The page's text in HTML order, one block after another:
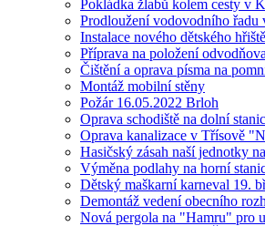
Pokládka žlabů kolem cesty v
Prodloužení vodovodního řadu
Instalace nového dětského
Příprava na položení
Čištění a oprava písma na
Montáž mobilní stěny
Požár 16.05.2022 Brloh
Oprava schodiště na dolní
Oprava kanalizace v Třísově
Hasičský zásah naší jednotky
Výměna podlahy na horní
Dětský maškarní karneval 19.
Demontáž vedení obecního
Nová pergola na "Hamru" pro